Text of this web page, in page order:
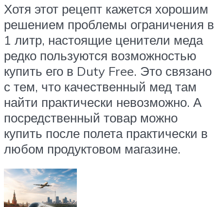
Хотя этот рецепт кажется хорошим
решением проблемы ограничения в
1 литр, настоящие ценители меда
редко пользуются возможностью
купить его в Duty Free. Это связано
с тем, что качественный мед там
найти практически невозможно. А
посредственный товар можно
купить после полета практически в
любом продуктовом магазине.